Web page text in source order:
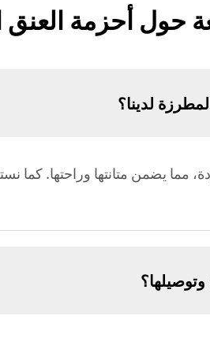
حول أحزمة العنق
لدينا؟
مما يضمن متانتها وراحتها. كما